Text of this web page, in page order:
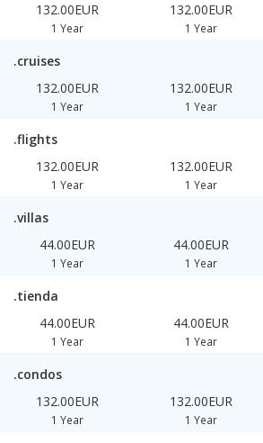
132.00EUR
1 Year
132.00EUR
1 Year
.cruises
132.00EUR
1 Year
132.00EUR
1 Year
.flights
132.00EUR
1 Year
132.00EUR
1 Year
.villas
44.00EUR
1 Year
44.00EUR
1 Year
.tienda
44.00EUR
1 Year
44.00EUR
1 Year
.condos
132.00EUR
1 Year
132.00EUR
1 Year